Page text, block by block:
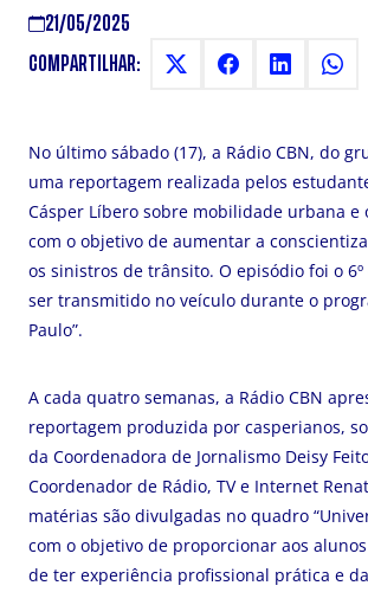
21/05/2025
COMPARTILHAR:
No último sábado (17), a Rádio CBN, do
uma reportagem realizada pelos
Cásper Líbero sobre mobilidade urbana e
com o objetivo de aumentar a
os sinistros de trânsito. O episódio foi o
ser transmitido no veículo durante o
Paulo”.
A cada quatro semanas, a Rádio CBN
reportagem produzida por casperianos,
da Coordenadora de Jornalismo Deisy
Coordenador de Rádio, TV e Internet
matérias são divulgadas no quadro
com o objetivo de proporcionar aos
de ter experiência profissional prática e